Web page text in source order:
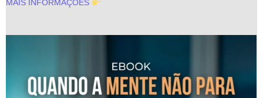
MAIS INFORMAÇÕES